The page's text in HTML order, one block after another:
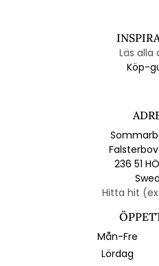
Läs alla
Köp-
236 51
Hitta hit
Mån-Fre
Lördag